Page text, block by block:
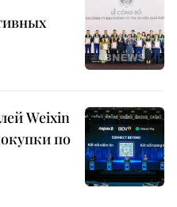
Weixin
по